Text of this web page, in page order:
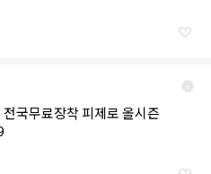
국무료장착 피제로 올시즌